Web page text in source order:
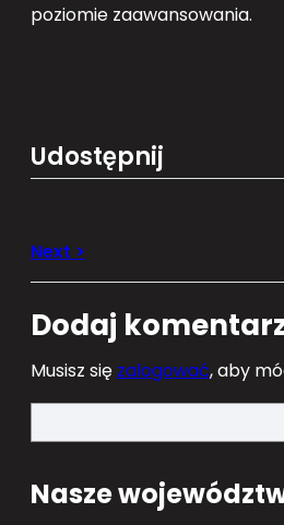
poziomie zaawansowania.
Udostępnij
Dodaj
Musisz się zalogować, aby
e
r
Nasze